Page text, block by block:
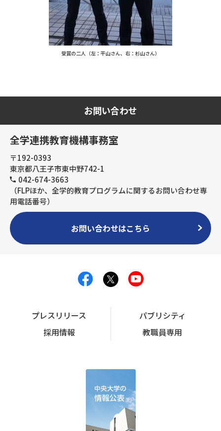
受賞の二人（左：平山さん、右：杉山さん）
お問い合わせ
全学連携教育機構事務室
〒192-0393
東京都八王子市東中野742-1
042-674-3663
（FLPほか、全学的教育プログラムに関するお問い合わせ専
用電話番号）
お問い合わせはこちら
プレスリリース
パブリシティ
採用情報
教職員専用